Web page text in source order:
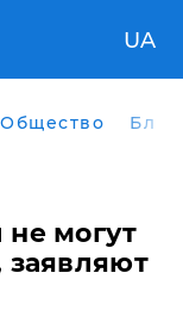
UA
Общество
могут
заявляют